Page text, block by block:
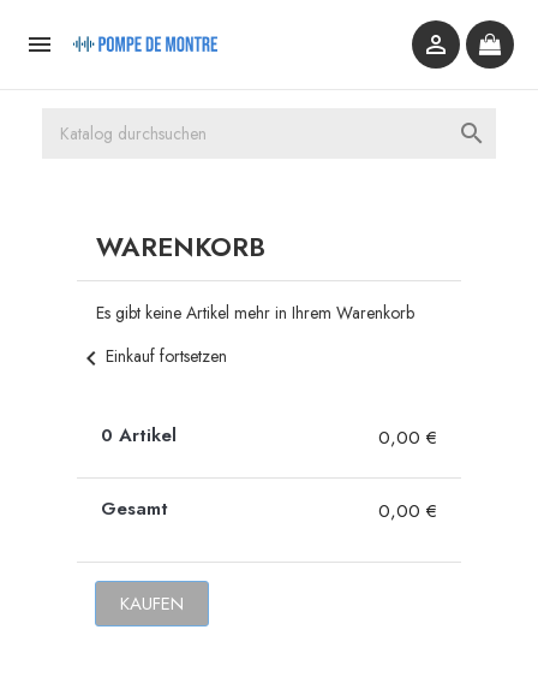
 

WARENKORB
Es gibt keine Artikel mehr in Ihrem Warenkorb
chevron_left Einkauf fortsetzen
0 Artikel 0,00 €
Gesamt 0,00 €
KAUFEN